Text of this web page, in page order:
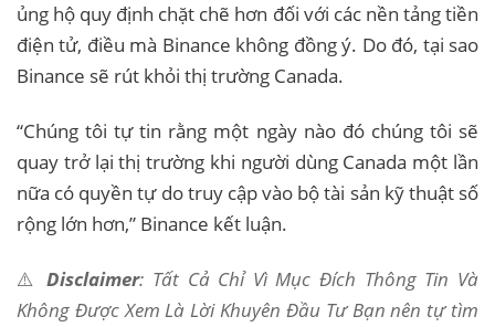
ủng hộ quy định chặt chẽ hơn đối với các nền tảng tiền
điện tử, điều mà Binance không đồng ý. Do đó, tại sao
Binance sẽ rút khỏi thị trường Canada.
“Chúng tôi tự tin rằng một ngày nào đó chúng tôi sẽ
quay trở lại thị trường khi người dùng Canada một lần
nữa có quyền tự do truy cập vào bộ tài sản kỹ thuật số
rộng lớn hơn,” Binance kết luận.
⚠️Disclaimer: Tất Cả Chỉ Vì Mục Đích Thông Tin Và
Không Được Xem Là Lời Khuyên Đầu Tư Bạn nên tự tìm